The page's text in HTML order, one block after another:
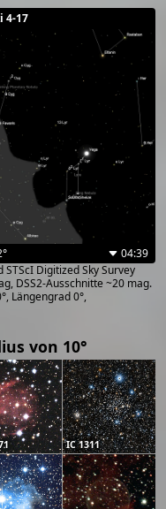
4-17
04:39
Digitized Sky Survey
DSS2-Ausschnitte ~20 mag.
Längengrad 0°,
von 10°
IC 1311